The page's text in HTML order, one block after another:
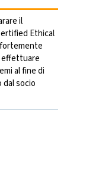
il
Ethical
effettuare
al fine di
dal socio